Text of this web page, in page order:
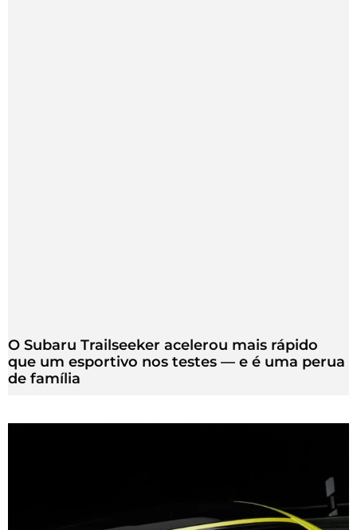
O Subaru Trailseeker acelerou mais rápido
que um esportivo nos testes — e é uma perua
de família